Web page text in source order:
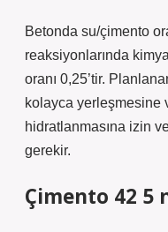
Betonda su/çimento
reaksiyonlarında
oranı 0,25’tir.
kolayca yerleşmesine
hidratlanmasına izin
gerekir.
Çimento 42 5